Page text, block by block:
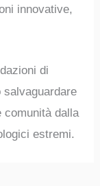
innovative,
di
salvaguardare
comunità dalla
estremi.